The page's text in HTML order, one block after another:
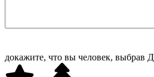
докажите, что вы человек, выбрав